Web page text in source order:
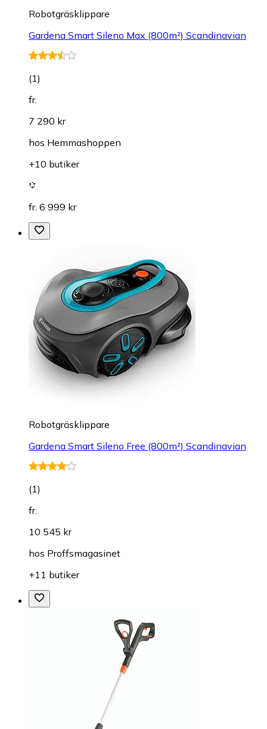
Robotgräsklippare
Gardena Smart Sileno Max (800m²) Scandinavian
(1)
fr.
7 290 kr
hos Hemmashoppen
+10 butiker
fr. 6 999 kr
Robotgräsklippare
Gardena Smart Sileno Free (800m²) Scandinavian
(1)
fr.
10 545 kr
hos Proffsmagasinet
+11 butiker